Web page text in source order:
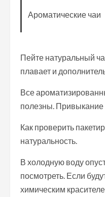
Ароматические чаи
Пейте натуральный
плавает и
Все
полезны. Привыкание
Как проверить
натуральность.
В холодную воду
посмотреть. Если
химическим